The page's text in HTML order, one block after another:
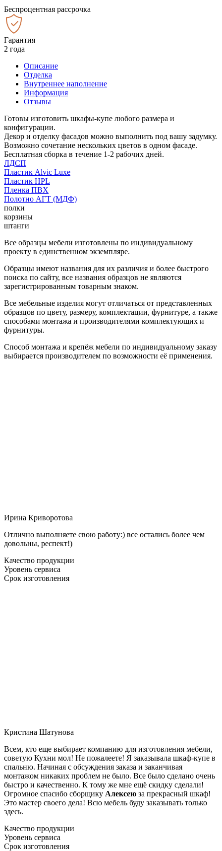
Беспроцентная рассрочка
Гарантия
2 года
Описание
Отделка
Внутреннее наполнение
Информация
Отзывы
Готовы изготовить шкафы-купе любого размера и
конфигурации.
Декор и отделку фасадов можно выполнить под вашу задумку.
Возможно сочетание нескольких цветов в одном фасаде.
Бесплатная сборка в течение 1-2 рабочих дней.
ЛДСП
Пластик Alvic Luxe
Пластик HPL
Пленка ПВХ
Полотно АГТ (МДФ)
полки
корзины
штанги
Все образцы мебели изготовлены по индивидуальному
проекту в единственном экземпляре.
Образцы имеют названия для их различия и более быстрого
поиска по сайту, все названия образцов не являются
зарегистрированным товарным знаком.
Все мебельные изделия могут отличаться от представленных
образцов по цвету, размеру, комплектации, фурнитуре, а также
способами монтажа и производителями комплектующих и
фурнитуры.
Способ монтажа и крепёж мебели по индивидуальному заказу
выбирается производителем по возможности её применения.
Ирина Криворотова
Отлично выполняете свою работу:) все остались более чем
довольны, респект!)
Качество продукции
Уровень сервиса
Срок изготовления
Кристина Шатунова
Всем, кто еще выбирает компанию для изготовления мебели,
советую Кухни мол! Не пожалеете! Я заказывала шкаф-купе в
спальню. Начиная с обсуждения заказа и заканчивая
монтажом никаких проблем не было. Все было сделано очень
быстро и качественно. К тому же мне ещё скидку сделали!
Огромное спасибо сборщику Алексею за прекрасный шкаф!
Это мастер своего дела! Всю мебель буду заказывать только
здесь.
Качество продукции
Уровень сервиса
Срок изготовления